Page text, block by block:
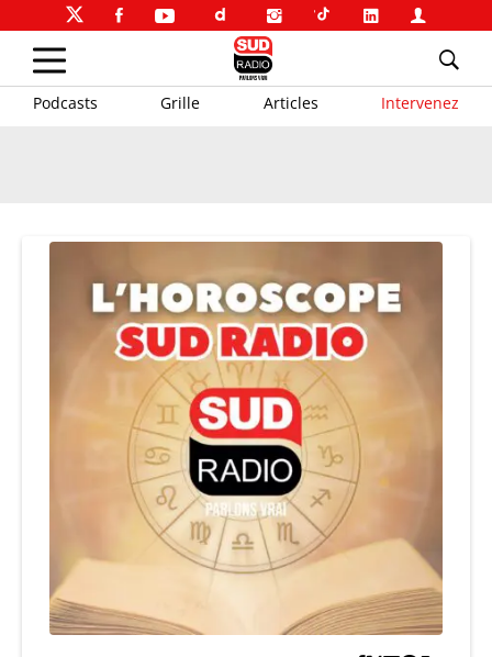
Podcasts Grille Articles Intervenez